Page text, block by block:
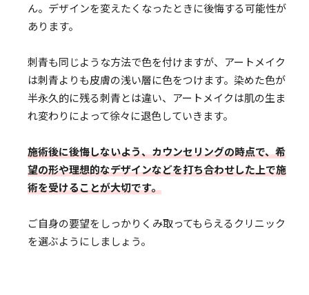
ん。デザインを変えたくなったときに後悔する可能性が
あります。
刺青も同じような方法で色を付けますが、アートメイク
は刺青よりも皮膚の浅い層に色をつけます。染めた色が
半永久的に残る刺青とは違い、アートメイクは肌の生ま
れ変わりによって徐々に退色していきます。
施術後に後悔しないよう、カウンセリングの時点で、希
望の形や理想的なデザインなどを打ち合わせした上で施
術を受けることが大切です。
ご自身の要望をしっかりくみ取ってもらえるクリニック
を選ぶようにしましょう。